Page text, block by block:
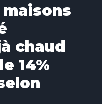
chaud
14%